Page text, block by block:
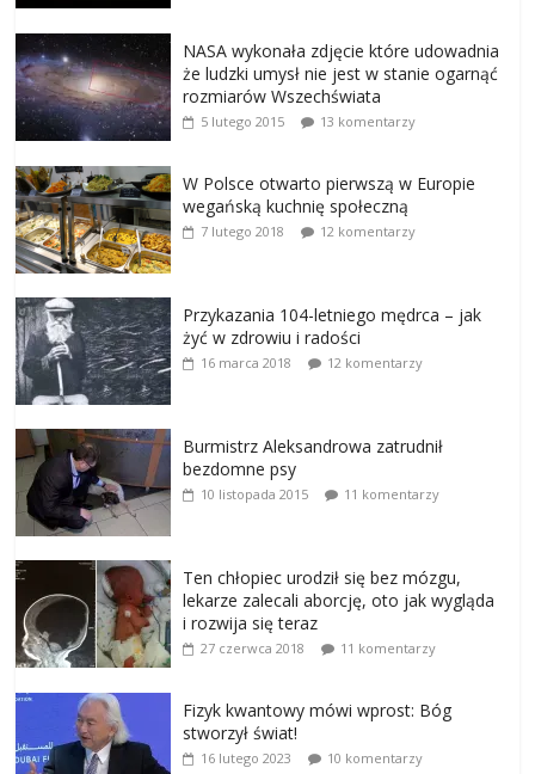
NASA wykonała zdjęcie które udowadnia
że ludzki umysł nie jest w stanie ogarnąć
rozmiarów Wszechświata
5 lutego 2015 13 komentarzy
W Polsce otwarto pierwszą w Europie
wegańską kuchnię społeczną
7 lutego 2018 12 komentarzy
Przykazania 104-letniego mędrca – jak
żyć w zdrowiu i radości
16 marca 2018 12 komentarzy
Burmistrz Aleksandrowa zatrudnił
bezdomne psy
10 listopada 2015 11 komentarzy
Ten chłopiec urodził się bez mózgu,
lekarze zalecali aborcję, oto jak wygląda
i rozwija się teraz
27 czerwca 2018 11 komentarzy
Fizyk kwantowy mówi wprost: Bóg
stworzył świat!
16 lutego 2023 10 komentarzy